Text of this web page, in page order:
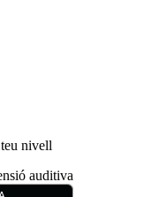
nivell
auditiva